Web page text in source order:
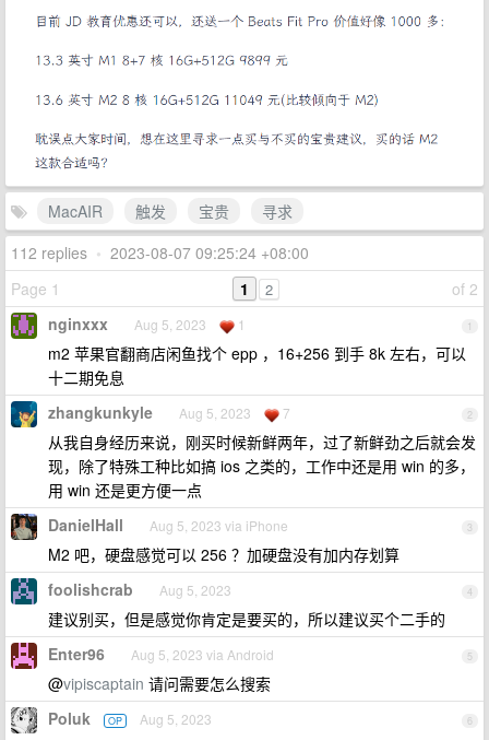
MacAIR 触发 宝贵
寻求
112 replies • 2023-08-07 09:25:24 +08:00
Page 1
of 2
1 2
1
nginxxx Aug 5, 2023 1
m2 苹果官翻商店闲鱼找个 epp ，16+256 到手 8k 左右，可以
十二期免息
2
zhangkunkyle Aug 5, 2023 7
从我自身经历来说，刚买时候新鲜两年，过了新鲜劲之后就会发
现，除了特殊工种比如搞 ios 之类的，工作中还是用 win 的多，
用 win 还是更方便一点
3
DanielHall Aug 5, 2023 via iPhone
M2 吧，硬盘感觉可以 256 ？加硬盘没有加内存划算
4
foolishcrab Aug 5, 2023
建议别买，但是感觉你肯定是要买的，所以建议买个二手的
5
Enter96 Aug 5, 2023 via Android
@vipiscaptain 请问需要怎么搜索
6
Poluk OP Aug 5, 2023